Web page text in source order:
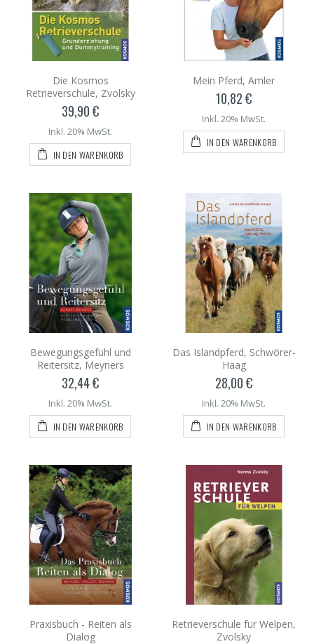
Die Kosmos
Retrieverschule, Zvolsky
39,90 €
Inkl. 20% MwSt.
IN DEN WARENKORB
Mein Pferd, Amler
10,82 €
Inkl. 20% MwSt.
IN DEN WARENKORB
Bewegungsgefühl und
Reitersitz, Meyners
32,44 €
Inkl. 20% MwSt.
IN DEN WARENKORB
Das Islandpferd, Schwörer-
Haag
28,00 €
Inkl. 20% MwSt.
IN DEN WARENKORB
Praxisbuch - Reiten als
Dialog
Retrieverschule für Welpen,
Zvolsky